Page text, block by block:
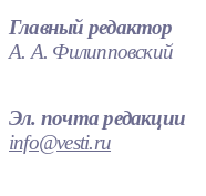
Главный редактор
А. А. Филипповский
Эл. почта редакции
info@vesti.ru